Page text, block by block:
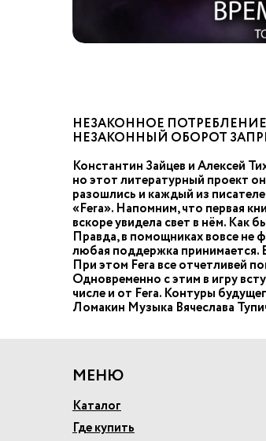
НЕЗАКОННОЕ
НЕЗАКОННЫЙ ОБОРОТ
Константин Зайцев и Алексей
но этот литературный проект
разошлись и каждый из
«Fera». Напомним, что первая
вскоре увидела свет в нём. Как
Правда, в помощниках вовсе не
любая поддержка принимается.
При этом Fera все отчетливей
Одновременно с этим в игру
числе и от Fera. Контуры
Ломакин Музыка Вячеслава
МЕНЮ
Каталог
Где купить